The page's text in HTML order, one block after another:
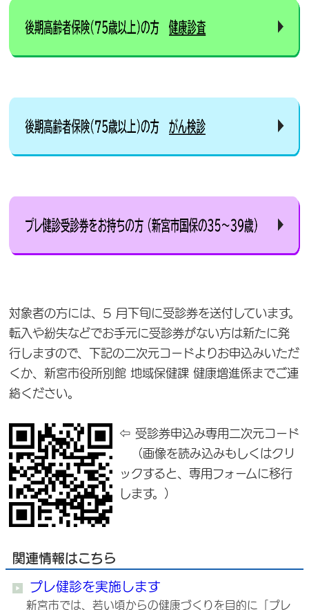
対象者の方には、5 月下旬に受診券を送付しています。
転入や紛失などでお手元に受診券がない方は新たに発
行しますので、下記の二次元コードよりお申込みいただ
くか、新宮市役所別館 地域保健課 健康増進係までご連
絡ください。
⇦ 受診券申込み専用二次元コード
（画像を読み込みもしくはクリ
ックすると、専用フォームに移行
します。）
関連情報はこちら
プレ健診を実施します
新宮市では、若い頃からの健康づくりを目的に「プレ